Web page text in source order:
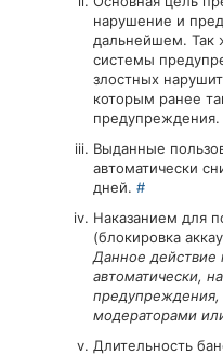
нарушение и
дальнейшем.
системы
злостных
которым ранее
предупреждения.
Выданные
автоматически
дней. #
Наказанием для
(блокировка
Данное действие
автоматически,
предупреждения,
модераторами
Длительность